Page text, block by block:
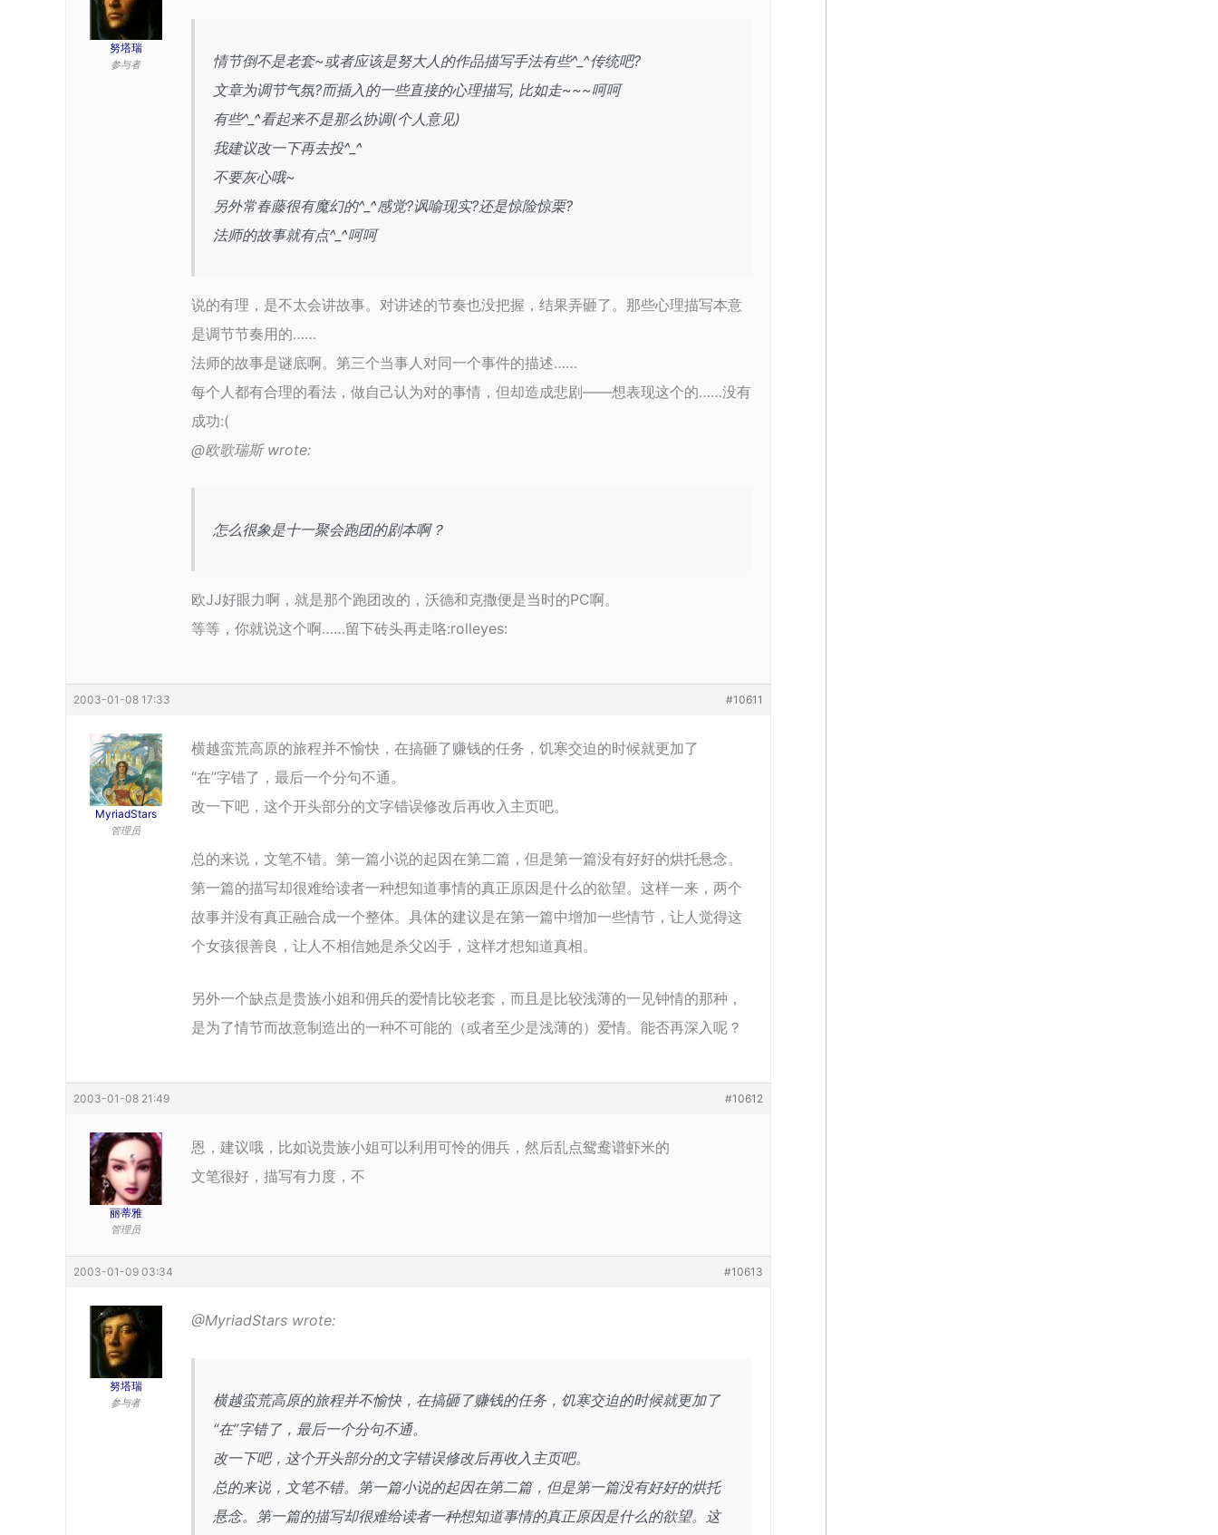
努塔瑞
参与者
情节倒不是老套~或者应该是努大人的作品描写手法有些^_^传统吧?
文章为调节气氛?而插入的一些直接的心理描写, 比如走~~~呵呵
有些^_^看起来不是那么协调(个人意见)
我建议改一下再去投^_^
不要灰心哦~
另外常春藤很有魔幻的^_^感觉?讽喻现实?还是惊险惊栗?
法师的故事就有点^_^呵呵
说的有理，是不太会讲故事。对讲述的节奏也没把握，结果弄砸了。那些心理描写本意
是调节节奏用的……
法师的故事是谜底啊。第三个当事人对同一个事件的描述……
每个人都有合理的看法，做自己认为对的事情，但却造成悲剧――想表现这个的……没有
成功:(
@欧歌瑞斯 wrote:
怎么很象是十一聚会跑团的剧本啊？
欧JJ好眼力啊，就是那个跑团改的，沃德和克撒便是当时的PC啊。
等等，你就说这个啊……留下砖头再走咯:rolleyes:
2003-01-08 17:33 #10611
MyriadStars
管理员
横越蛮荒高原的旅程并不愉快，在搞砸了赚钱的任务，饥寒交迫的时候就更加了
“在”字错了，最后一个分句不通。
改一下吧，这个开头部分的文字错误修改后再收入主页吧。
总的来说，文笔不错。第一篇小说的起因在第二篇，但是第一篇没有好好的烘托悬念。
第一篇的描写却很难给读者一种想知道事情的真正原因是什么的欲望。这样一来，两个
故事并没有真正融合成一个整体。具体的建议是在第一篇中增加一些情节，让人觉得这
个女孩很善良，让人不相信她是杀父凶手，这样才想知道真相。
另外一个缺点是贵族小姐和佣兵的爱情比较老套，而且是比较浅薄的一见钟情的那种，
是为了情节而故意制造出的一种不可能的（或者至少是浅薄的）爱情。能否再深入呢？
2003-01-08 21:49 #10612
丽蒂雅
管理员
恩，建议哦，比如说贵族小姐可以利用可怜的佣兵，然后乱点鸳鸯谱虾米的
文笔很好，描写有力度，不
2003-01-09 03:34 #10613
努塔瑞
参与者
@MyriadStars wrote:
横越蛮荒高原的旅程并不愉快，在搞砸了赚钱的任务，饥寒交迫的时候就更加了
“在”字错了，最后一个分句不通。
改一下吧，这个开头部分的文字错误修改后再收入主页吧。
总的来说，文笔不错。第一篇小说的起因在第二篇，但是第一篇没有好好的烘托
悬念。第一篇的描写却很难给读者一种想知道事情的真正原因是什么的欲望。这